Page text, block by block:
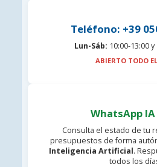
Teléfono: +39
Lun-Sáb: 10:00-13:00
ABIERTO TODO
WhatsApp
Consulta el estado de tu
presupuestos de forma
Inteligencia Artificial.
todos los